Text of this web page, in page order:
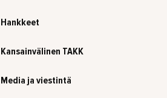
Hankkeet
Kansainvälinen TAKK
Media ja viestintä